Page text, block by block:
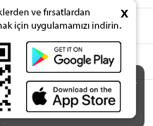
düzenlemelere uygun çerezler
ve Çerez Politikası
x